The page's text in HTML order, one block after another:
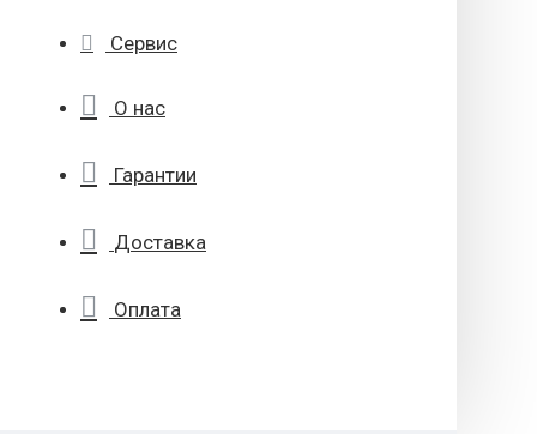
Сервис
О нас
Гарантии
Доставка
Оплата